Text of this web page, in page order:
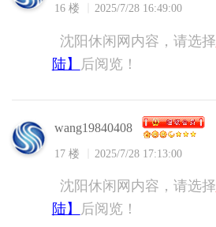
16 楼 2025/7/28 16:49:00
沈阳休闲网内容，请选择
陆】
后阅览！
wang19840408
17 楼 2025/7/28 17:13:00
沈阳休闲网内容，请选择
陆】
后阅览！